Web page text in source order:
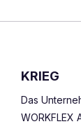
KRIEG
Das
WORKFLEX